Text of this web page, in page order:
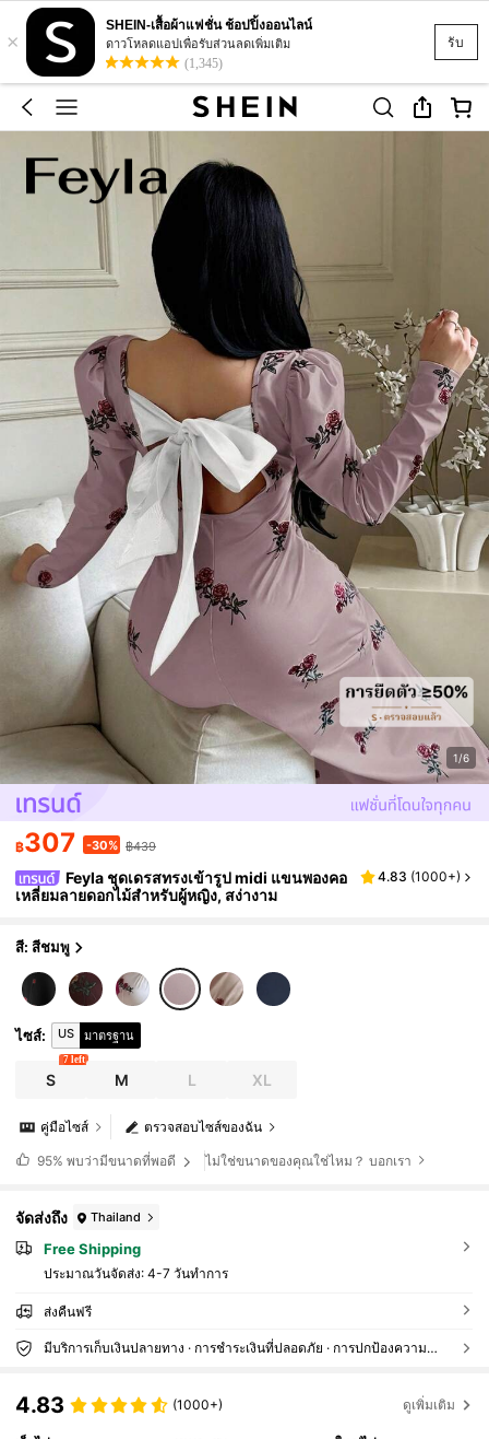
รับ
×
SHEIN-เสื้อผ้าแฟชั่น ช้อปปิ้งออนไลน์
ดาวโหลดแอปเพื่อรับส่วนลดเพิ่มเติม
(1,345)
1/6
฿307 -30% ฿439
Feyla ชุดเดรสทรงเข้ารูป midi แขนพองคอ
เหลี่ยมลายดอกไม้สำหรับผู้หญิง, สง่างาม
4.83 (1000+)
สี: สีชมพู
ไซส์: US มาตรฐาน
S
7 left
M L XL
ตรวจสอบไซส์ของฉัน
คู่มือไซส์
95% พบว่ามีขนาดที่พอดี ไม่ใช่ขนาดของคุณใช่ไหม？ บอกเรา
จัดส่งถึง Thailand
Free Shipping
ประมาณวันจัดส่ง: 4-7 วันทำการ
ส่งคืนฟรี
มีบริการเก็บเงินปลายทาง · การชำระเงินที่ปลอดภัย · การปกป้องความเป็นส่วนตัว
4.83 (1000+) ดูเพิ่มเติม